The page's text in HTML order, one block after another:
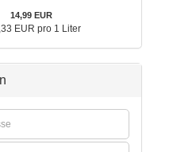
14,99 EUR
EUR pro 1 Liter